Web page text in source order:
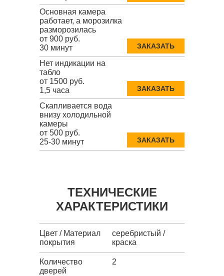
Основная камера
работает, а морозилка
разморозилась
от 900 руб.
30 минут
ЗАКАЗАТЬ
Нет индикации на
табло
от 1500 руб.
1,5 часа
ЗАКАЗАТЬ
Скапливается вода
внизу холодильной
камеры
от 500 руб.
25-30 минут
ЗАКАЗАТЬ
ТЕХНИЧЕСКИЕ
ХАРАКТЕРИСТИКИ
Цвет / Материал
покрытия
серебристый /
краска
Количество
дверей
2